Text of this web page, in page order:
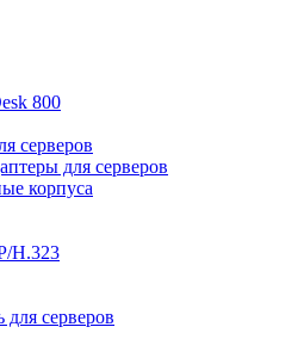
800
серверов
для серверов
корпуса
H.323
для серверов